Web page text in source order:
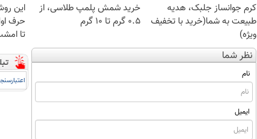
کرم جوانساز جلبک، هدیه
طبیعت به شما(خرید با تخفیف
ویژه)
خرید شمش پلمپ طلاسی، از
۰.۵ گرم تا ۱۰ گرم
این
حرف
تا
نظر شما
نام
ایمیل